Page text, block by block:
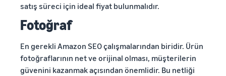
satış süreci için ideal fiyat bulunmalıdır.
Fotoğraf
En gerekli Amazon SEO çalışmalarından biridir. Ürün
fotoğraflarının net ve orijinal olması, müşterilerin
güvenini kazanmak açısından önemlidir. Bu netliği